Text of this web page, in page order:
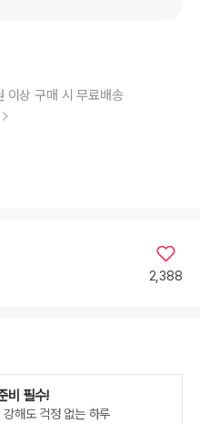
상 구매 시 무료배송
2,388
비 필수!
강해도 걱정 없는 하루